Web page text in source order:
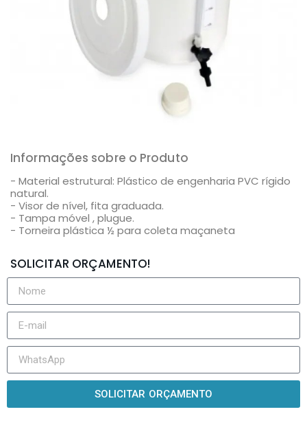
Informações sobre o Produto
- Material estrutural: Plástico de engenharia PVC rígido
natural.
- Visor de nível, fita graduada.
- Tampa móvel , plugue.
- Torneira plástica ½ para coleta maçaneta
SOLICITAR ORÇAMENTO!
SOLICITAR ORÇAMENTO